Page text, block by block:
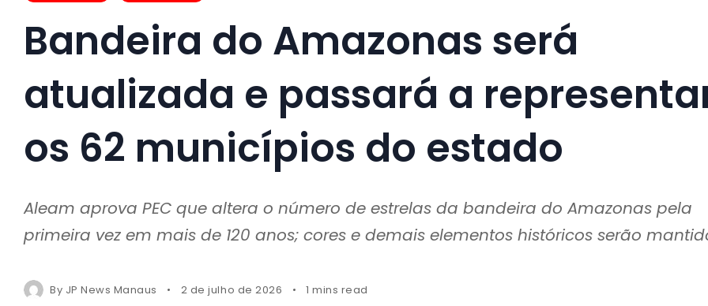
Bandeira do Amazonas será
atualizada e passará a
os 62 municípios do estado
Aleam aprova PEC que altera o número de estrelas da bandeira do Amazonas pela
primeira vez em mais de 120 anos; cores e demais elementos históricos serão
By JP News Manaus 2 de julho de 2026 1 mins read